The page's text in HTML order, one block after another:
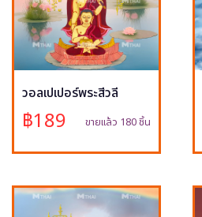
วอลเปเปอร์พระสีวลี
฿189 ขายแล้ว 180 ชิ้น